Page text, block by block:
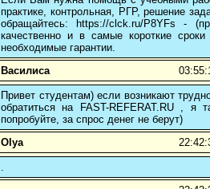
практике, контрольная, РГР, решение
обращайтесь: https://clck.ru/P8YFs -
качественно и в самые короткие
необходимые гарантии.
Василиса
Привет студентам) если возникают
обратиться на FAST-REFERAT.RU ,
попробуйте, за спрос денег не берут)
Olya
.